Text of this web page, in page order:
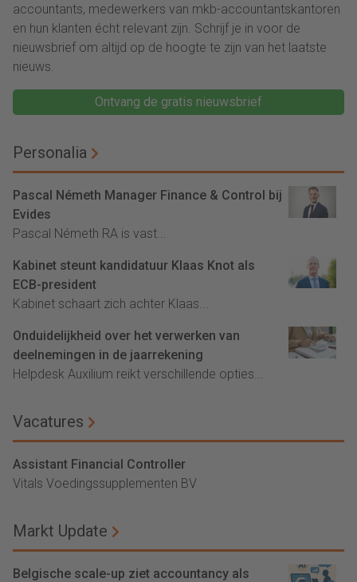
accountants, medewerkers van mkb-accountantskantoren
en hun klanten écht relevant zijn. Schrijf je in voor de
nieuwsbrief om altijd op de hoogte te zijn van het laatste
nieuws.
Ontvang de gratis nieuwsbrief
Personalia
Pascal Németh Manager Finance & Control bij
Evides
Pascal Németh RA is vast...
Kabinet steunt kandidatuur Klaas Knot als
ECB-president
Kabinet schaart zich achter Klaas...
Onduidelijkheid over het verwerken van
deelnemingen in de jaarrekening
Helpdesk Auxilium reikt verschillende opties...
Vacatures
Assistant Financial Controller
Vitals Voedingssupplementen BV
Markt Update
Belgische scale-up ziet accountancy als